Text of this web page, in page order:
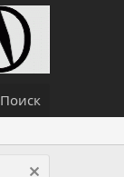
Поиск